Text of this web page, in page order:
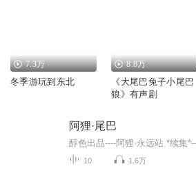
7.3万
冬季游玩到东北
8.8万
《大尾巴兔子小尾巴
狼》有声剧
阿狸·尾巴
10 1.6万